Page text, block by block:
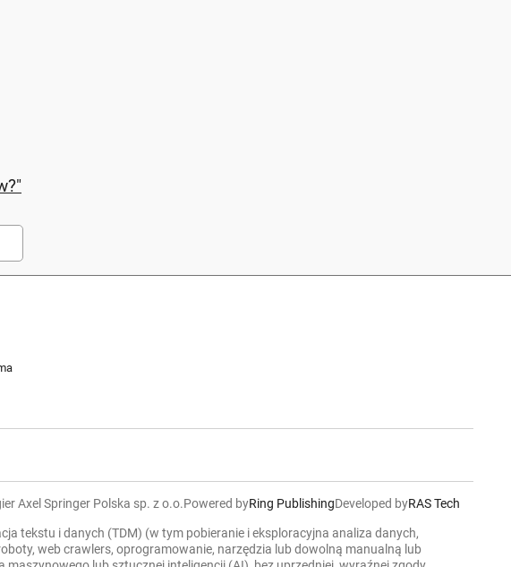
Axel Springer Polska sp. z o.o.Powered byRing PublishingDeveloped byRAS Tech
tekstu i danych (TDM) (w tym pobieranie i eksploracyjna analiza danych,
web crawlers, oprogramowanie, narzędzia lub dowolną manualną lub